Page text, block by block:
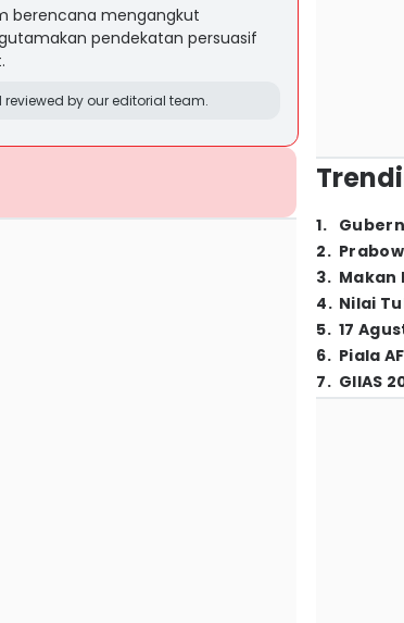
berencana mengangkut
pendekatan persuasif
by our editorial team.
1.
2.
3. Makan
4. Nilai
5. 17
6. Piala
7. GIIAS